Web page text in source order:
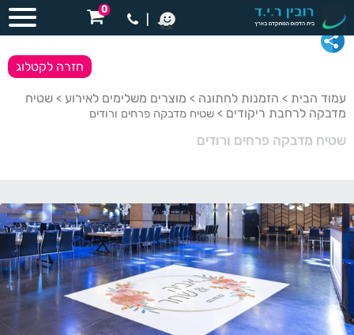
0
עמוד הבית > הזמנות לחתונה > מוצרים משלימים לאירוע > שטיח
מדבקה לרחבת ריקודים > שטיח מדבקה פרחים ורודים
שטיח מדבקה פרחים ורודים
חזרה לקטלוג